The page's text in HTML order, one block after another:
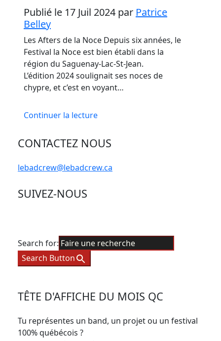
Publié le 17 Juil 2024 par Patrice
Belley
Les Afters de la Noce Depuis six années, le
Festival la Noce est bien établi dans la
région du Saguenay-Lac-St-Jean.
L’édition 2024 soulignait ses noces de
chypre, et c’est en voyant…
Continuer la lecture
CONTACTEZ NOUS
lebadcrew@lebadcrew.ca
SUIVEZ-NOUS
Search for:
Search Button
TÊTE D'AFFICHE DU MOIS QC
Tu représentes un band, un projet ou un festival
100% québécois ?